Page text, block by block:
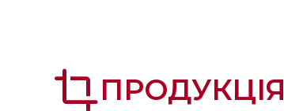
cropПРОДУКЦІЯ